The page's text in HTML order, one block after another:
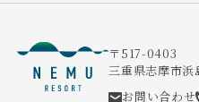
〒517-0403
三重県志摩市
お問い合わせ